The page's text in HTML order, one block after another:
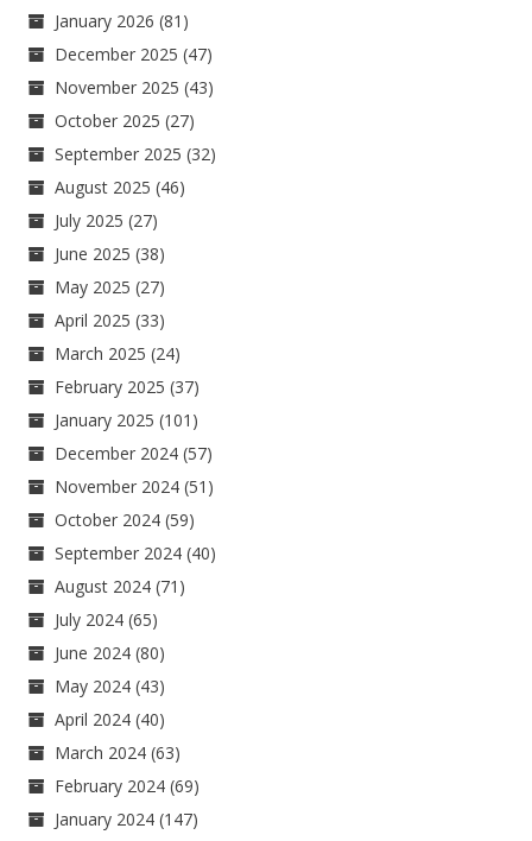
January 2026 (81)
December 2025 (47)
November 2025 (43)
October 2025 (27)
September 2025 (32)
August 2025 (46)
July 2025 (27)
June 2025 (38)
May 2025 (27)
April 2025 (33)
March 2025 (24)
February 2025 (37)
January 2025 (101)
December 2024 (57)
November 2024 (51)
October 2024 (59)
September 2024 (40)
August 2024 (71)
July 2024 (65)
June 2024 (80)
May 2024 (43)
April 2024 (40)
March 2024 (63)
February 2024 (69)
January 2024 (147)